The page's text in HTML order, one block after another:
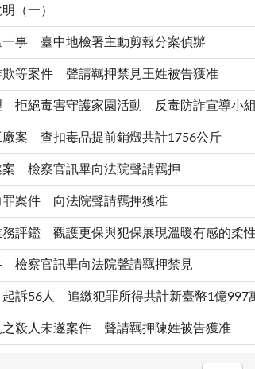
（一）
一事 臺中地檢署主動剪報分案偵辦
欺等案件 聲請羈押禁見王姓被告獲准
拒絕毒害守護家園活動 反毒防詐宣導小
廠案 查扣毒品提前銷燬共計1756公斤
案 檢察官訊畢向法院聲請羈押
罪案件 向法院聲請羈押獲准
評鑑 觀護更保與犯保展現溫暖有感的柔
檢察官訊畢向法院聲請羈押禁見
訴56人 追繳犯罪所得共計新臺幣1億997
殺人未遂案件 聲請羈押陳姓被告獲准